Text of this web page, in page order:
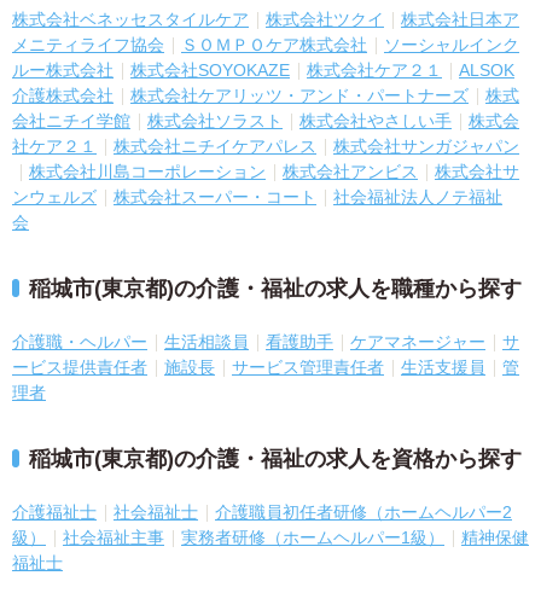
株式会社ベネッセスタイルケア 株式会社ツクイ
株式会社日本ア
メニティライフ協会
ＳＯＭＰＯケア株式会社
ソーシャルインク
ルー株式会社
株式会社SOYOKAZE 株式会社ケア２１
ALSOK
介護株式会社
株式会社ケアリッツ・アンド・パートナーズ
株式
会社ニチイ学館
株式会社ソラスト 株式会社やさしい手
株式会
社ケア２１
株式会社ニチイケアパレス
株式会社サンガジャパン
株式会社川島コーポレーション
株式会社アンビス
株式会社サ
ンウェルズ
株式会社スーパー・コート
社会福祉法人ノテ福祉
会
稲城市(東京都)の介護・福祉の求人を職種から探す
介護職・ヘルパー 生活相談員 看護助手 ケアマネージャー
サ
ービス提供責任者
施設長 サービス管理責任者 生活支援員
管
理者
稲城市(東京都)の介護・福祉の求人を資格から探す
介護福祉士 社会福祉士
介護職員初任者研修（ホームヘルパー2
級）
社会福祉主事 実務者研修（ホームヘルパー1級）
精神保健
福祉士